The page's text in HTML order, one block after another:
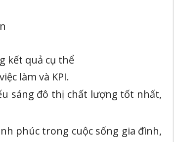
kết quả cụ thể
làm và KPI.
sáng đô thị chất lượng tốt nhất,
phúc trong cuộc sống gia đình,